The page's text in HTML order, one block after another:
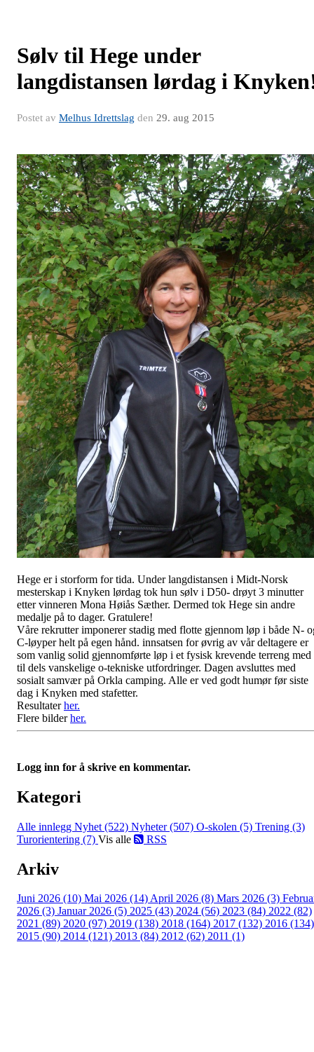
Sølv til Hege under
langdistansen lørdag i
Postet av Melhus Idrettslag den 29. aug 2015
Hege er i storform for tida. Under langdistansen i Midt-Norsk
mesterskap i Knyken lørdag tok hun sølv i D50- drøyt 3 minutter
etter vinneren Mona Høiås Sæther. Dermed tok Hege sin andre
medalje på to dager. Gratulere!
Våre rekrutter imponerer stadig med flotte gjennom løp i både N-
C-løyper helt på egen hånd. innsatsen for øvrig av vår deltagere er
som vanlig solid gjennomførte løp i et fysisk krevende terreng med
til dels vanskelige o-tekniske utfordringer. Dagen avsluttes med
sosialt samvær på Orkla camping. Alle er ved godt humør før siste
dag i Knyken med stafetter.
Resultaterher.
Flere bilderher.
Logg inn for å skrive en kommentar.
Kategori
Alle innlegg Nyhet (522) Nyheter (507) O-skolen (5) Trening (3)
Turorientering (7) Vis alle RSS
Arkiv
Juni 2026 (10) Mai 2026 (14)April 2026 (8) Mars 2026 (3)
2026 (3) Januar 2026 (5) 2025 (43) 2024 (56) 2023 (84) 2022 (82)
2021 (89) 2020 (97) 2019 (138) 2018 (164) 2017 (132) 2016 (134)
2015 (90) 2014 (121) 2013 (84) 2012 (62) 2011 (1)